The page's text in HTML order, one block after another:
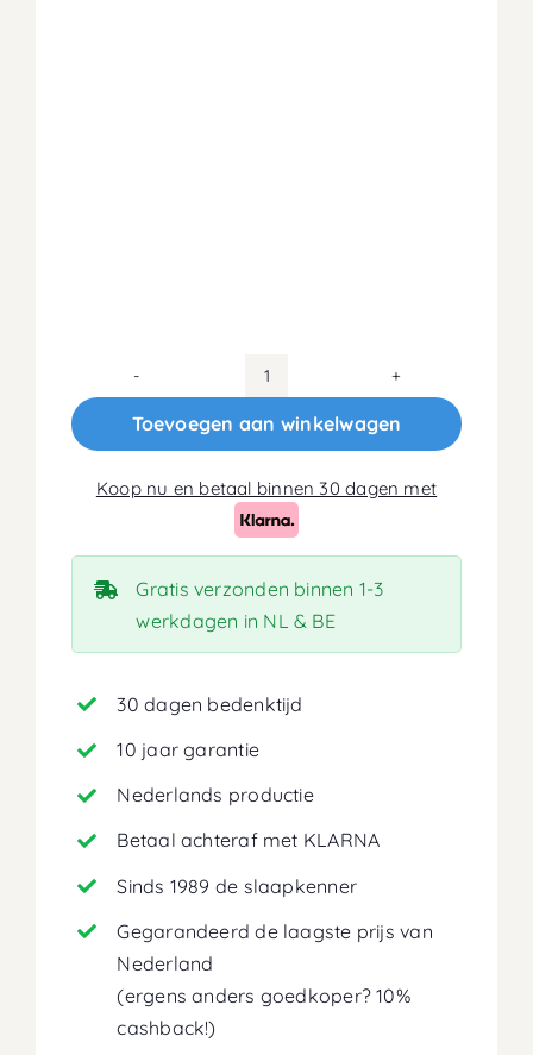
140x190
Koudschuim
20cm
aantal
Toevoegen aan winkelwagen
Koop nu en betaal binnen 30 dagen met
Gratis verzonden binnen 1-3
werkdagen in NL & BE
30 dagen bedenktijd
10 jaar garantie
Nederlands productie
Betaal achteraf met KLARNA
Sinds 1989 de slaapkenner
Gegarandeerd de laagste prijs van
Nederland
(ergens anders goedkoper? 10%
cashback!)